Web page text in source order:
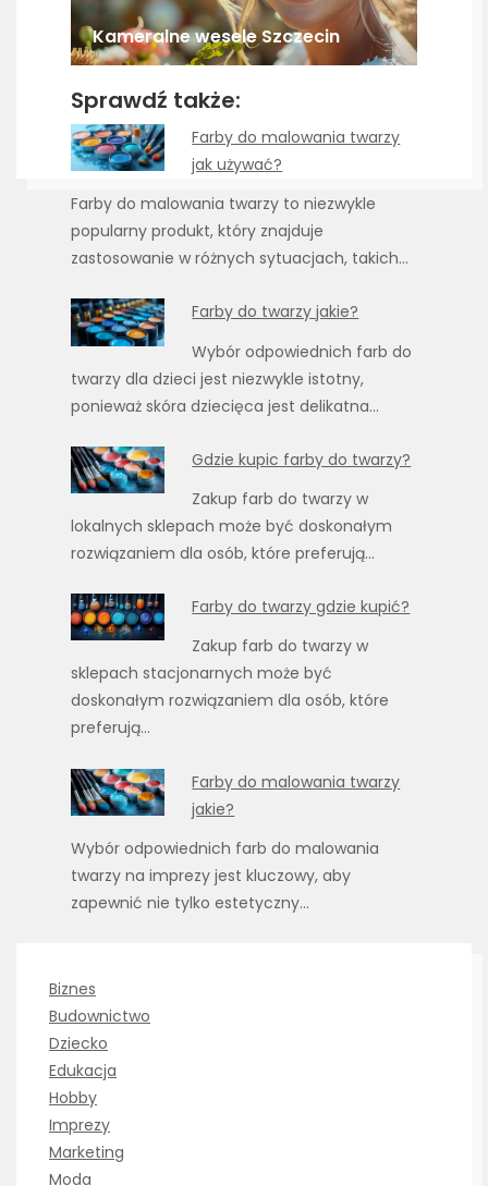
Kameralne wesele Szczecin
Sprawdź także:
Farby do malowania twarzy
jak używać?
Farby do malowania twarzy to niezwykle
popularny produkt, który znajduje
zastosowanie w różnych sytuacjach, takich…
Farby do twarzy jakie?
Wybór odpowiednich farb do
twarzy dla dzieci jest niezwykle istotny,
ponieważ skóra dziecięca jest delikatna…
Gdzie kupic farby do twarzy?
Zakup farb do twarzy w
lokalnych sklepach może być doskonałym
rozwiązaniem dla osób, które preferują…
Farby do twarzy gdzie kupić?
Zakup farb do twarzy w
sklepach stacjonarnych może być
doskonałym rozwiązaniem dla osób, które
preferują…
Farby do malowania twarzy
jakie?
Wybór odpowiednich farb do malowania
twarzy na imprezy jest kluczowy, aby
zapewnić nie tylko estetyczny…
Biznes
Budownictwo
Dziecko
Edukacja
Hobby
Imprezy
Marketing
Moda